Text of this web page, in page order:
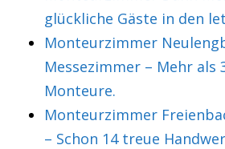
glückliche Gäste in den
Monteurzimmer
Messezimmer – Mehr als
Monteure.
Monteurzimmer
– Schon 14 treue